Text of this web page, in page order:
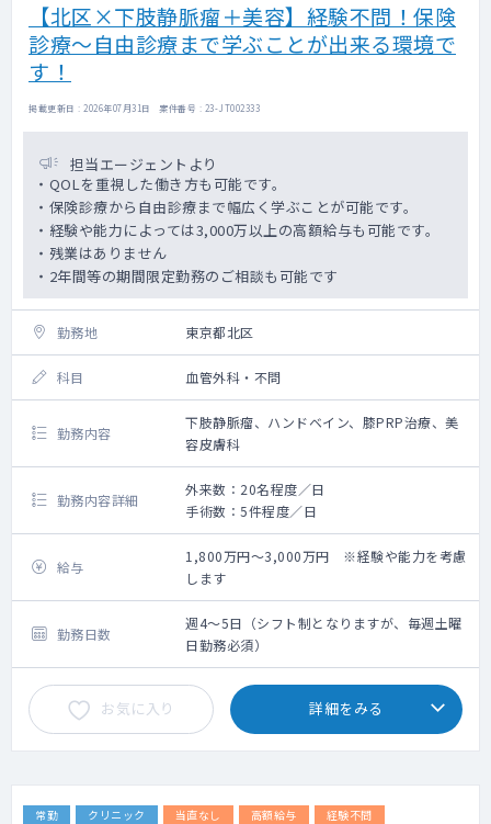
【北区×下肢静脈瘤＋美容】経験不問！保険
診療～自由診療まで学ぶことが出来る環境で
す！
掲載更新日 : 2026年07月31日 案件番号 : 23-JT002333
担当エージェントより
・QOLを重視した働き方も可能です。
・保険診療から自由診療まで幅広く学ぶことが可能です。
・経験や能力によっては3,000万以上の高額給与も可能です。
・残業はありません
・2年間等の期間限定勤務のご相談も可能です
勤務地 東京都北区
科目 血管外科・不問
勤務内容
下肢静脈瘤、ハンドベイン、膝PRP治療、美
容皮膚科
勤務内容詳細
外来数：20名程度／日
手術数：5件程度／日
給与
1,800万円～3,000万円 ※経験や能力を考慮
します
勤務日数
週4～5日（シフト制となりますが、毎週土曜
日勤務必須）
お気に入り 詳細をみる
常勤 クリニック 当直なし 高額給与
経験不問